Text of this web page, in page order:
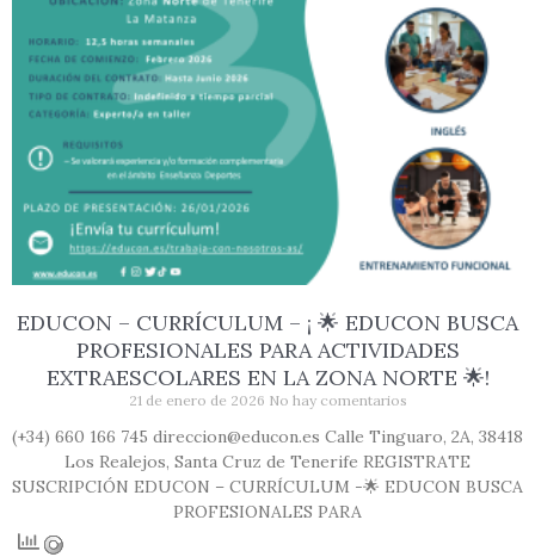
EDUCON – CURRÍCULUM – ¡ 🌟 EDUCON BUSCA
PROFESIONALES PARA ACTIVIDADES
EXTRAESCOLARES EN LA ZONA NORTE 🌟!
21 de enero de 2026 No hay comentarios
(+34) 660 166 745 direccion@educon.es Calle Tinguaro, 2A, 38418
Los Realejos, Santa Cruz de Tenerife REGISTRATE
SUSCRIPCIÓN EDUCON – CURRÍCULUM -🌟 EDUCON BUSCA
PROFESIONALES PARA